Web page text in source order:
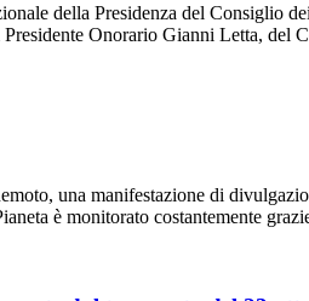
della Presidenza del Consiglio
Onorario Gianni Letta,
una manifestazione di
è monitorato costantemente